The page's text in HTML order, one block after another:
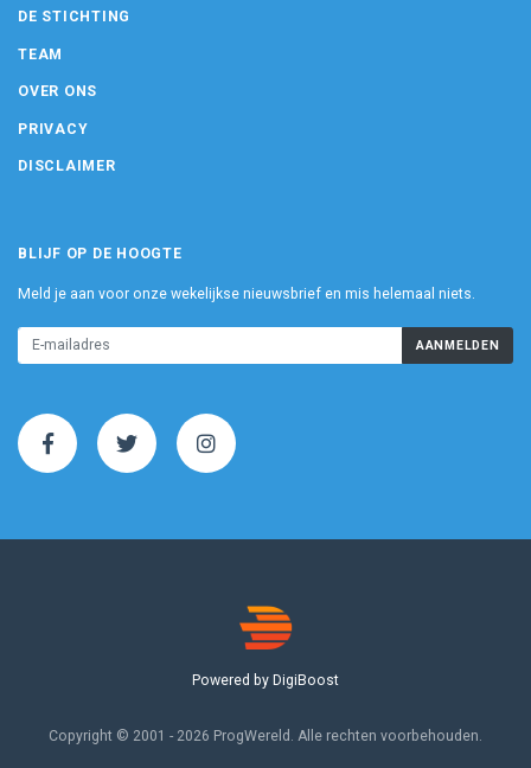
DE STICHTING
TEAM
OVER ONS
PRIVACY
DISCLAIMER
BLIJF OP DE HOOGTE
Meld je aan voor onze wekelijkse nieuwsbrief en mis helemaal niets.
AANMELDEN
Powered by DigiBoost
Copyright © 2001 - 2026 ProgWereld. Alle rechten voorbehouden.